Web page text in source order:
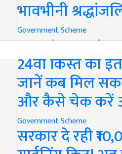
भावभीनी
Government Scheme
PM Kisan
24वीं किस्त का
जानें कब मिल
और कैसे चेक करें
Government Scheme
सरकार दे रही